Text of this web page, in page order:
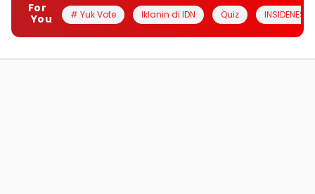
For
You
# Yuk Vote Iklanin di IDN Quiz INSIDENESIA